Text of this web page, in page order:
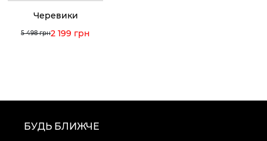
Черевики
5 498 грн2 199 грн
БУДЬ БЛИЖЧЕ